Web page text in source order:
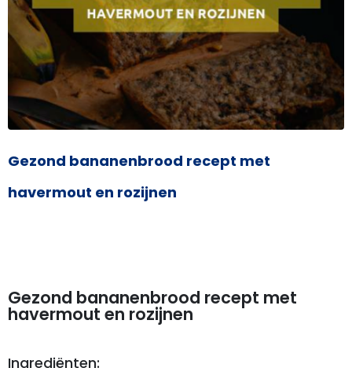
Gezond bananenbrood recept met
havermout en rozijnen
Gezond bananenbrood recept met
havermout en rozijnen
Ingrediënten: